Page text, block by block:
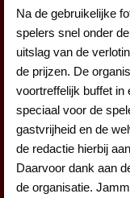
Na de gebruikelijke
spelers snel onder
uitslag van de
de prijzen. De
voortreffelijk buffet in
speciaal voor de
gastvrijheid en de
de redactie hierbij
Daarvoor dank aan
de organisatie.